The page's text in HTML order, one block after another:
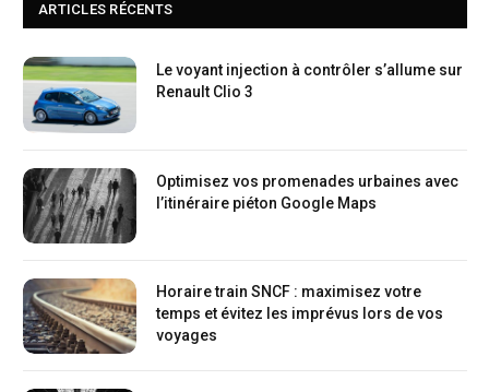
ARTICLES RÉCENTS
Le voyant injection à contrôler s’allume sur
Renault Clio 3
Optimisez vos promenades urbaines avec
l’itinéraire piéton Google Maps
Horaire train SNCF : maximisez votre
temps et évitez les imprévus lors de vos
voyages